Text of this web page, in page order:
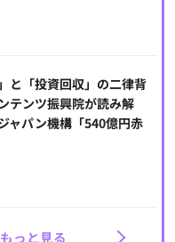
と「投資回収」の二律背
テンツ振興院が読み解
ャパン機構「540億円赤
っと見る